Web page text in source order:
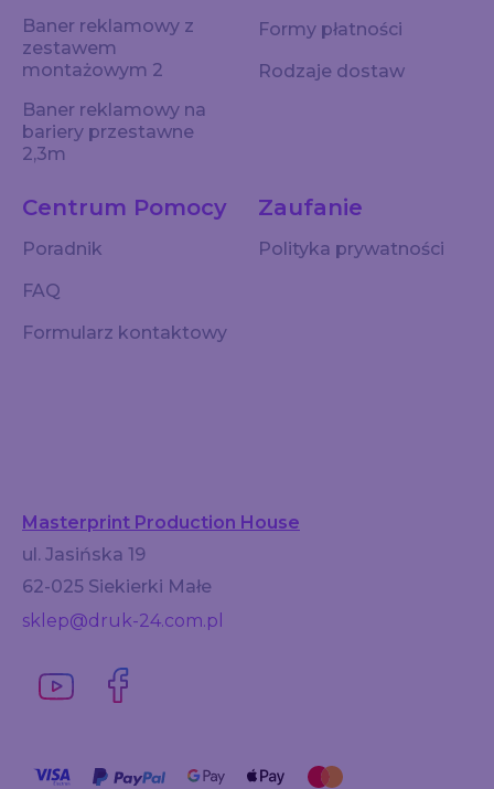
Baner reklamowy z
zestawem
montażowym 2
Baner reklamowy na
bariery przestawne
2,3m
Centrum Pomocy
Poradnik
FAQ
Formularz kontaktowy
Zaufanie
Polityka prywatności
Formy płatności
Rodzaje dostaw
Masterprint Production House
ul. Jasińska 19
62-025 Siekierki Małe
sklep@druk-24.com.pl